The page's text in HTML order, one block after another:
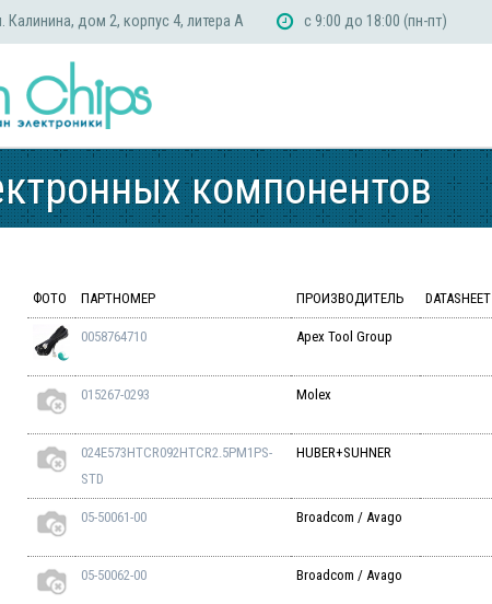
Калинина, дом 2, корпус 4, литера А с 9:00 до 18:00 (пн-пт)
компонентов
ФОТО ПАРТНОМЕР ПРОИЗВОДИТЕЛЬ DATASHEET
0058764710 Apex Tool Group
015267-0293 Molex
024E573HTCR092HTCR2.5PM1PS-
STD
HUBER+SUHNER
05-50061-00 Broadcom / Avago
05-50062-00 Broadcom / Avago